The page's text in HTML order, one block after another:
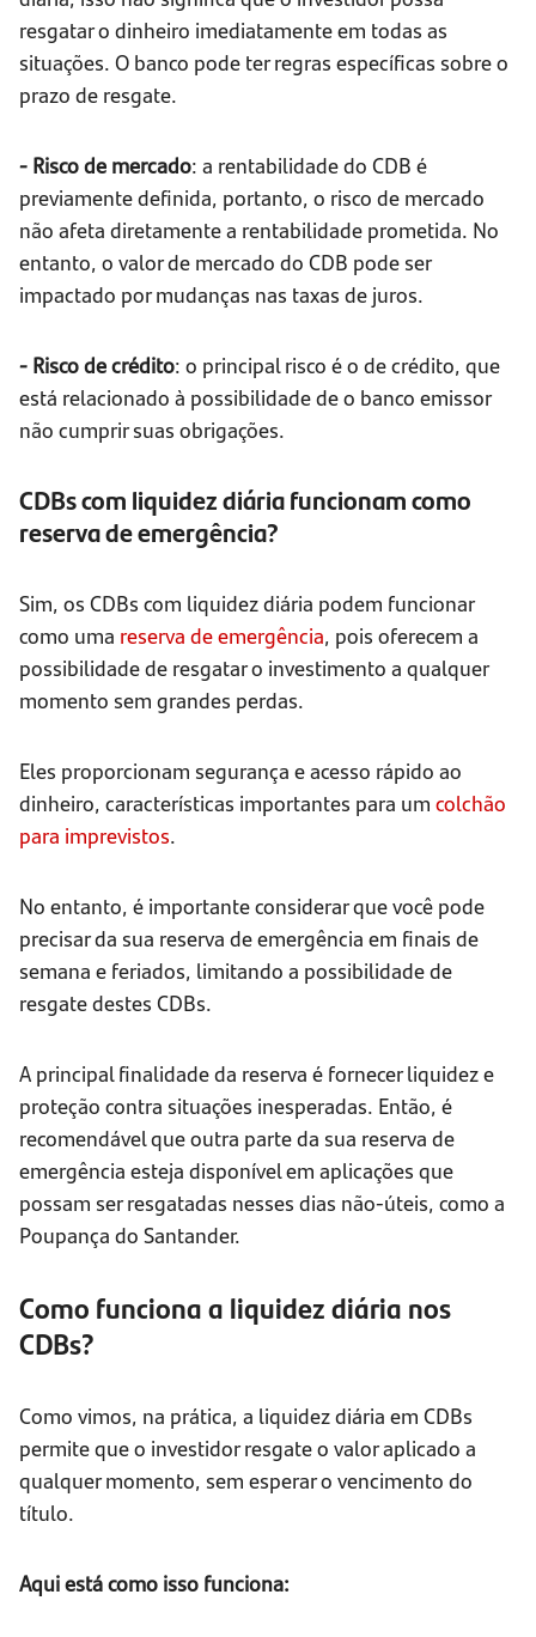
resgatar o dinheiro imediatamente em todas as
situações. O banco pode ter regras específicas sobre o
prazo de resgate.
- Risco de mercado: a rentabilidade do CDB é
previamente definida, portanto, o risco de mercado
não afeta diretamente a rentabilidade prometida. No
entanto, o valor de mercado do CDB pode ser
impactado por mudanças nas taxas de juros.
- Risco de crédito: o principal risco é o de crédito, que
está relacionado à possibilidade de o banco emissor
não cumprir suas obrigações.
CDBs com liquidez diária funcionam como
reserva de emergência?
Sim, os CDBs com liquidez diária podem funcionar
como uma reserva de emergência, pois oferecem a
possibilidade de resgatar o investimento a qualquer
momento sem grandes perdas.
Eles proporcionam segurança e acesso rápido ao
dinheiro, características importantes para um colchão
para imprevistos.
No entanto, é importante considerar que você pode
precisar da sua reserva de emergência em finais de
semana e feriados, limitando a possibilidade de
resgate destes CDBs.
A principal finalidade da reserva é fornecer liquidez e
proteção contra situações inesperadas. Então, é
recomendável que outra parte da sua reserva de
emergência esteja disponível em aplicações que
possam ser resgatadas nesses dias não-úteis, como a
Poupança do Santander.
Como funciona a liquidez diária nos
CDBs?
Como vimos, na prática, a liquidez diária em CDBs
permite que o investidor resgate o valor aplicado a
qualquer momento, sem esperar o vencimento do
título.
Aqui está como isso funciona: